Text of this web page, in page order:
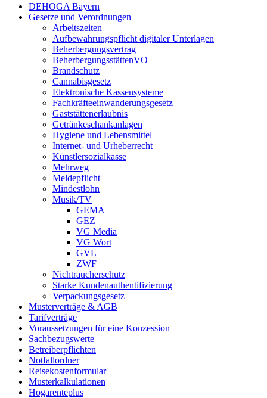
DEHOGA Bayern
Gesetze und Verordnungen
Arbeitszeiten
Aufbewahrungspflicht digitaler Unterlagen
Beherbergungsvertrag
BeherbergungsstättenVO
Brandschutz
Cannabisgesetz
Elektronische Kassensysteme
Fachkräfteeinwanderungsgesetz
Gaststättenerlaubnis
Getränkeschankanlagen
Hygiene und Lebensmittel
Internet- und Urheberrecht
Künstlersozialkasse
Mehrweg
Meldepflicht
Mindestlohn
Musik/TV
GEMA
GEZ
VG Media
VG Wort
GVL
ZWF
Nichtraucherschutz
Starke Kundenauthentifizierung
Verpackungsgesetz
Musterverträge & AGB
Tarifverträge
Voraussetzungen für eine Konzession
Sachbezugswerte
Betreiberpflichten
Notfallordner
Reisekostenformular
Musterkalkulationen
Hogarenteplus